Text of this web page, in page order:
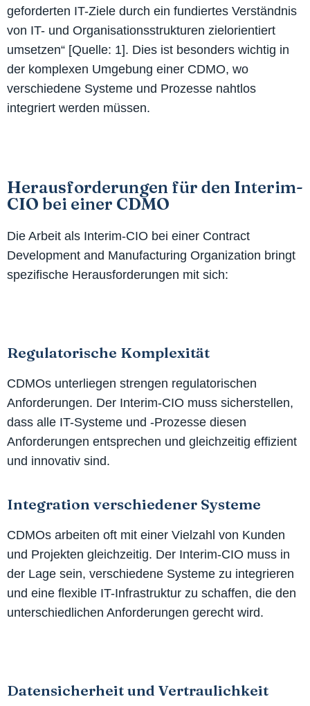
geforderten IT-Ziele durch ein fundiertes Verständnis
von IT- und Organisationsstrukturen zielorientiert
umsetzen“ [Quelle: 1]. Dies ist besonders wichtig in
der komplexen Umgebung einer CDMO, wo
verschiedene Systeme und Prozesse nahtlos
integriert werden müssen.
Herausforderungen für den Interim-
CIO bei einer CDMO
Die Arbeit als Interim-CIO bei einer Contract
Development and Manufacturing Organization bringt
spezifische Herausforderungen mit sich:
Regulatorische Komplexität
CDMOs unterliegen strengen regulatorischen
Anforderungen. Der Interim-CIO muss sicherstellen,
dass alle IT-Systeme und -Prozesse diesen
Anforderungen entsprechen und gleichzeitig effizient
und innovativ sind.
Integration verschiedener Systeme
CDMOs arbeiten oft mit einer Vielzahl von Kunden
und Projekten gleichzeitig. Der Interim-CIO muss in
der Lage sein, verschiedene Systeme zu integrieren
und eine flexible IT-Infrastruktur zu schaffen, die den
unterschiedlichen Anforderungen gerecht wird.
Datensicherheit und Vertraulichkeit